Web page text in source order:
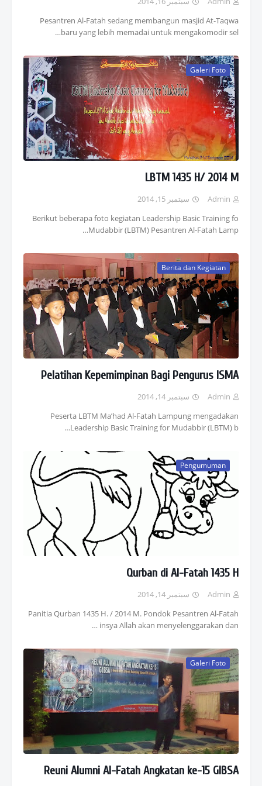
Pesantren Al-Fatah sedang membangun masjid At-Taqwa
baru yang lebih memadai untuk mengakomodir sel…
Galeri Foto
LBTM 1435 H/ 2014 M
Admin
سبتمبر 15, 2014
Berikut beberapa foto kegiatan Leadership Basic Training fo
Mudabbir (LBTM) Pesantren Al-Fatah Lamp…
Berita dan Kegiatan
Pelatihan Kepemimpinan Bagi Pengurus ISMA
Admin
سبتمبر 14, 2014
Peserta LBTM Ma’had Al-Fatah Lampung mengadakan
Leadership Basic Training for Mudabbir (LBTM) b…
Pengumuman
Qurban di Al-Fatah 1435 H
Admin
سبتمبر 14, 2014
Panitia Qurban 1435 H. / 2014 M. Pondok Pesantren Al-Fatah
insya Allah akan menyelenggarakan dan …
Galeri Foto
Reuni Alumni Al-Fatah Angkatan ke-15 GIBSA